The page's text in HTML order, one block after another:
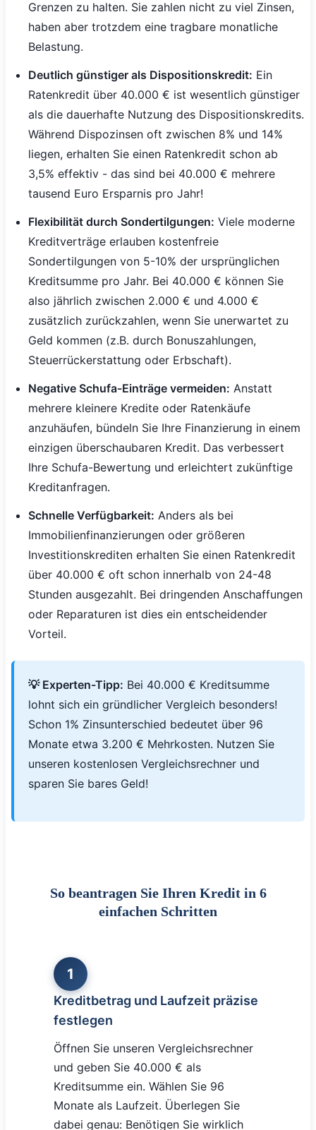
Grenzen zu halten. Sie zahlen nicht zu viel Zinsen,
haben aber trotzdem eine tragbare monatliche
Belastung.
Deutlich günstiger als Dispositionskredit: Ein
Ratenkredit über 40.000 € ist wesentlich günstiger
als die dauerhafte Nutzung des Dispositionskredits.
Während Dispozinsen oft zwischen 8% und 14%
liegen, erhalten Sie einen Ratenkredit schon ab
3,5% effektiv - das sind bei 40.000 € mehrere
tausend Euro Ersparnis pro Jahr!
Flexibilität durch Sondertilgungen: Viele moderne
Kreditverträge erlauben kostenfreie
Sondertilgungen von 5-10% der ursprünglichen
Kreditsumme pro Jahr. Bei 40.000 € können Sie
also jährlich zwischen 2.000 € und 4.000 €
zusätzlich zurückzahlen, wenn Sie unerwartet zu
Geld kommen (z.B. durch Bonuszahlungen,
Steuerrückerstattung oder Erbschaft).
Negative Schufa-Einträge vermeiden: Anstatt
mehrere kleinere Kredite oder Ratenkäufe
anzuhäufen, bündeln Sie Ihre Finanzierung in einem
einzigen überschaubaren Kredit. Das verbessert
Ihre Schufa-Bewertung und erleichtert zukünftige
Kreditanfragen.
Schnelle Verfügbarkeit: Anders als bei
Immobilienfinanzierungen oder größeren
Investitionskrediten erhalten Sie einen Ratenkredit
über 40.000 € oft schon innerhalb von 24-48
Stunden ausgezahlt. Bei dringenden Anschaffungen
oder Reparaturen ist dies ein entscheidender
Vorteil.
💡 Experten-Tipp: Bei 40.000 € Kreditsumme
lohnt sich ein gründlicher Vergleich besonders!
Schon 1% Zinsunterschied bedeutet über 96
Monate etwa 3.200 € Mehrkosten. Nutzen Sie
unseren kostenlosen Vergleichsrechner und
sparen Sie bares Geld!
So beantragen Sie Ihren Kredit in 6
einfachen Schritten
1
Kreditbetrag und Laufzeit präzise
festlegen
Öffnen Sie unseren Vergleichsrechner
und geben Sie 40.000 € als
Kreditsumme ein. Wählen Sie 96
Monate als Laufzeit. Überlegen Sie
dabei genau: Benötigen Sie wirklich